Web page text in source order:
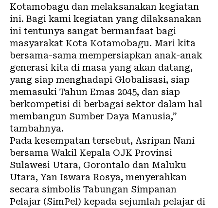
Kotamobagu dan melaksanakan kegiatan
ini. Bagi kami kegiatan yang dilaksanakan
ini tentunya sangat bermanfaat bagi
masyarakat Kota Kotamobagu. Mari kita
bersama-sama mempersiapkan anak-anak
generasi kita di masa yang akan datang,
yang siap menghadapi Globalisasi, siap
memasuki Tahun Emas 2045, dan siap
berkompetisi di berbagai sektor dalam hal
membangun Sumber Daya Manusia,”
tambahnya.
Pada kesempatan tersebut, Asripan Nani
bersama Wakil Kepala OJK Provinsi
Sulawesi Utara, Gorontalo dan Maluku
Utara, Yan Iswara Rosya, menyerahkan
secara simbolis Tabungan Simpanan
Pelajar (SimPel) kepada sejumlah pelajar di